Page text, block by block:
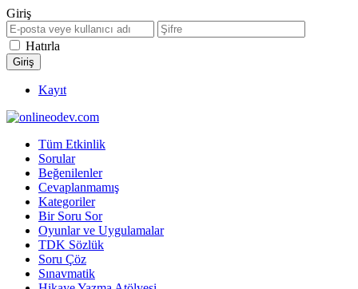
Giriş
Hatırla
Kayıt
Tüm Etkinlik
Sorular
Beğenilenler
Cevaplanmamış
Kategoriler
Bir Soru Sor
Oyunlar ve Uygulamalar
TDK Sözlük
Soru Çöz
Sınavmatik